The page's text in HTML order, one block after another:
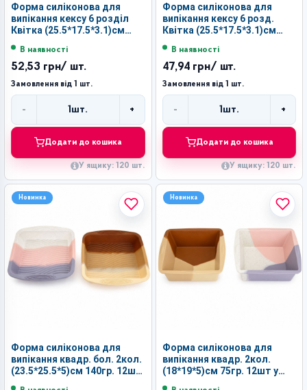
Форма силіконова для
випікання кексу 6 розділ
Квітка (25.5*17.5*3.1)см
В наявності
52,53 грн/ шт.
Замовлення від 1 шт.
- 1шт. +
Додати до кошика
У ящику: 120 шт.
Форма силіконова для
випікання кексу 6 розд.
Квітка (25.5*17.5*3.1)см
В наявності
47,94 грн/ шт.
Замовлення від 1 шт.
- 1шт. +
Додати до кошика
У ящику: 120 шт.
Новинка
Форма силіконова для
випікання квадр. бол. 2кол.
(23.5*25.5*5)см 140гр. 12шт
Новинка
Форма силіконова для
випікання квадр. 2кол.
(18*19*5)см 75гр. 12шт у